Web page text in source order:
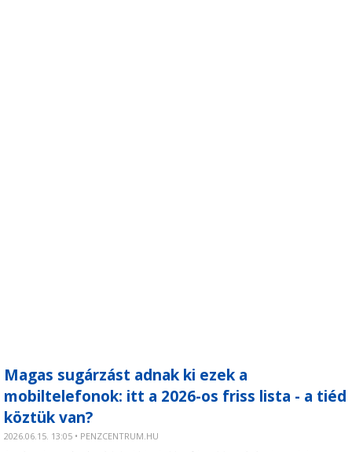
Magas sugárzást adnak ki ezek a
mobiltelefonok: itt a 2026-os friss lista - a tiéd
köztük van?
2026.06.15. 13:05 • PENZCENTRUM.HU